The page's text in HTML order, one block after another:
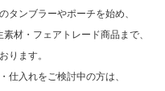
タンブラーやポーチを始め、
材・フェアトレード商品まで、
ります。
仕入れをご検討中の方は、